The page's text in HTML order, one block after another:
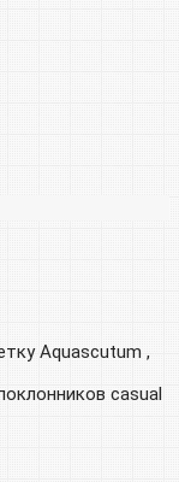
Aquascutum ,
casual